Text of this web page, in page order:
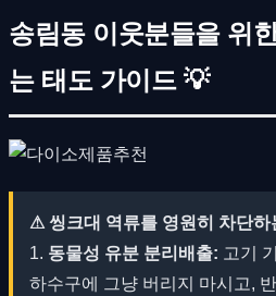
송림동 이웃분들을 위
는 태도 가이드 💡
⚠ 씽크대 역류를 영원히 차단하
1. 동물성 유분 분리배출: 고기
하수구에 그냥 버리지 마시고,